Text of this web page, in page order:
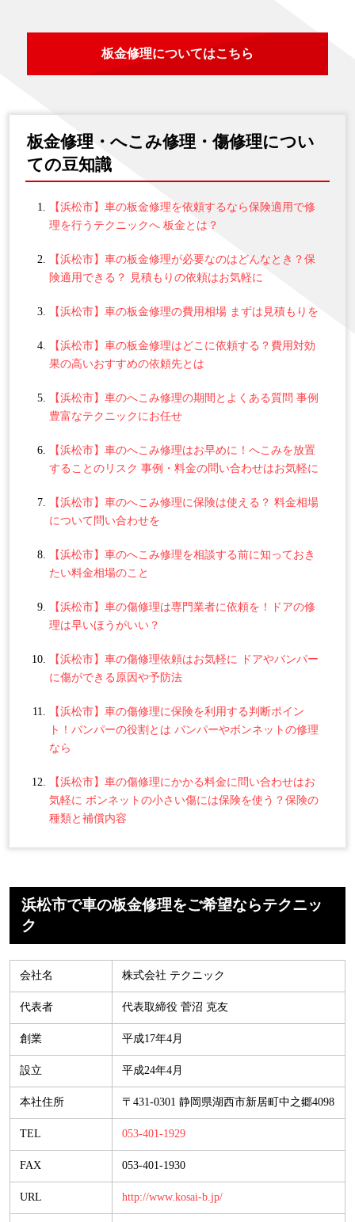
板金修理についてはこちら
板金修理・へこみ修理・傷修理につい
ての豆知識
【浜松市】車の板金修理を依頼するなら保険適用で修
理を行うテクニックへ 板金とは？
【浜松市】車の板金修理が必要なのはどんなとき？保
険適用できる？ 見積もりの依頼はお気軽に
【浜松市】車の板金修理の費用相場 まずは見積もりを
【浜松市】車の板金修理はどこに依頼する？費用対効
果の高いおすすめの依頼先とは
【浜松市】車のへこみ修理の期間とよくある質問 事例
豊富なテクニックにお任せ
【浜松市】車のへこみ修理はお早めに！へこみを放置
することのリスク 事例・料金の問い合わせはお気軽に
【浜松市】車のへこみ修理に保険は使える？ 料金相場
について問い合わせを
【浜松市】車のへこみ修理を相談する前に知っておき
たい料金相場のこと
【浜松市】車の傷修理は専門業者に依頼を！ドアの修
理は早いほうがいい？
【浜松市】車の傷修理依頼はお気軽に ドアやバンパー
に傷ができる原因や予防法
【浜松市】車の傷修理に保険を利用する判断ポイン
ト！バンパーの役割とは バンパーやボンネットの修理
なら
【浜松市】車の傷修理にかかる料金に問い合わせはお
気軽に ボンネットの小さい傷には保険を使う？保険の
種類と補償内容
浜松市で車の板金修理をご希望ならテクニッ
ク
会社名 株式会社 テクニック
代表者 代表取締役 菅沼 克友
創業 平成17年4月
設立 平成24年4月
本社住所 〒431-0301 静岡県湖西市新居町中之郷4098
TEL 053-401-1929
FAX 053-401-1930
URL http://www.kosai-b.jp/